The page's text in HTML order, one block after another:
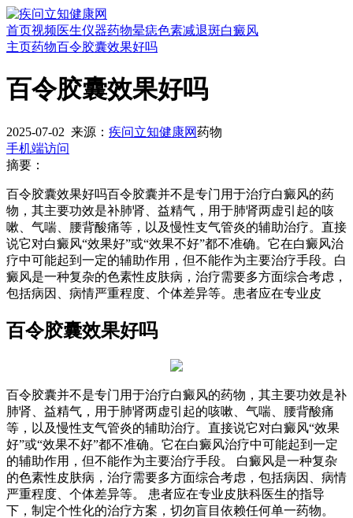
首页视频医生仪器药物晕痣色素减退斑白癜风
主页药物百令胶囊效果好吗
百令胶囊效果好吗
2025-07-02 来源： 疾问立知健康网药物
手机端访问
摘要：
百令胶囊效果好吗百令胶囊并不是专门用于治疗白癜风的药
物，其主要功效是补肺肾、益精气，用于肺肾两虚引起的咳
嗽、气喘、腰背酸痛等，以及慢性支气管炎的辅助治疗。直接
说它对白癜风“效果好”或“效果不好”都不准确。它在白癜风治
疗中可能起到一定的辅助作用，但不能作为主要治疗手段。白
癜风是一种复杂的色素性皮肤病，治疗需要多方面综合考虑，
包括病因、病情严重程度、个体差异等。患者应在专业皮
百令胶囊效果好吗
百令胶囊并不是专门用于治疗白癜风的药物，其主要功效是补
肺肾、益精气，用于肺肾两虚引起的咳嗽、气喘、腰背酸痛
等，以及慢性支气管炎的辅助治疗。直接说它对白癜风“效果
好”或“效果不好”都不准确。它在白癜风治疗中可能起到一定
的辅助作用，但不能作为主要治疗手段。 白癜风是一种复杂
的色素性皮肤病，治疗需要多方面综合考虑，包括病因、病情
严重程度、个体差异等。 患者应在专业皮肤科医生的指导
下，制定个性化的治疗方案，切勿盲目依赖任何单一药物。